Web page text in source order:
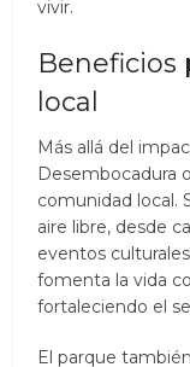
vivir.
Beneficios
local
Más allá del
Desembocadura
comunidad local.
aire libre, desde
eventos
fomenta la vida
fortaleciendo el
El parque